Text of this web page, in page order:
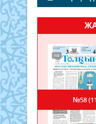
№58